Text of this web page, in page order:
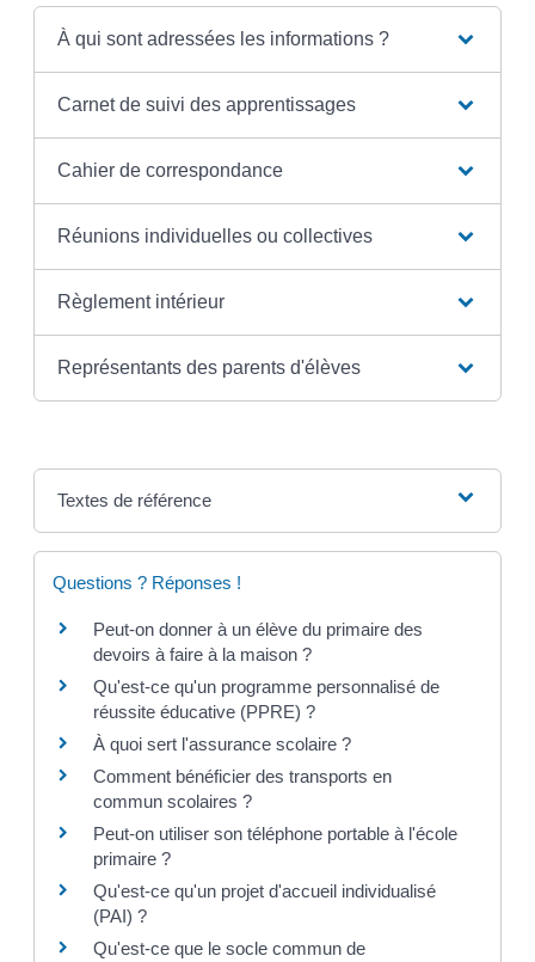
À qui sont adressées les informations ?
Carnet de suivi des apprentissages
Cahier de correspondance
Réunions individuelles ou collectives
Règlement intérieur
Représentants des parents d'élèves
Textes de référence
Questions ? Réponses !
Peut-on donner à un élève du primaire des
devoirs à faire à la maison ?
Qu'est-ce qu'un programme personnalisé de
réussite éducative (PPRE) ?
À quoi sert l'assurance scolaire ?
Comment bénéficier des transports en
commun scolaires ?
Peut-on utiliser son téléphone portable à l'école
primaire ?
Qu'est-ce qu'un projet d'accueil individualisé
(PAI) ?
Qu'est-ce que le socle commun de